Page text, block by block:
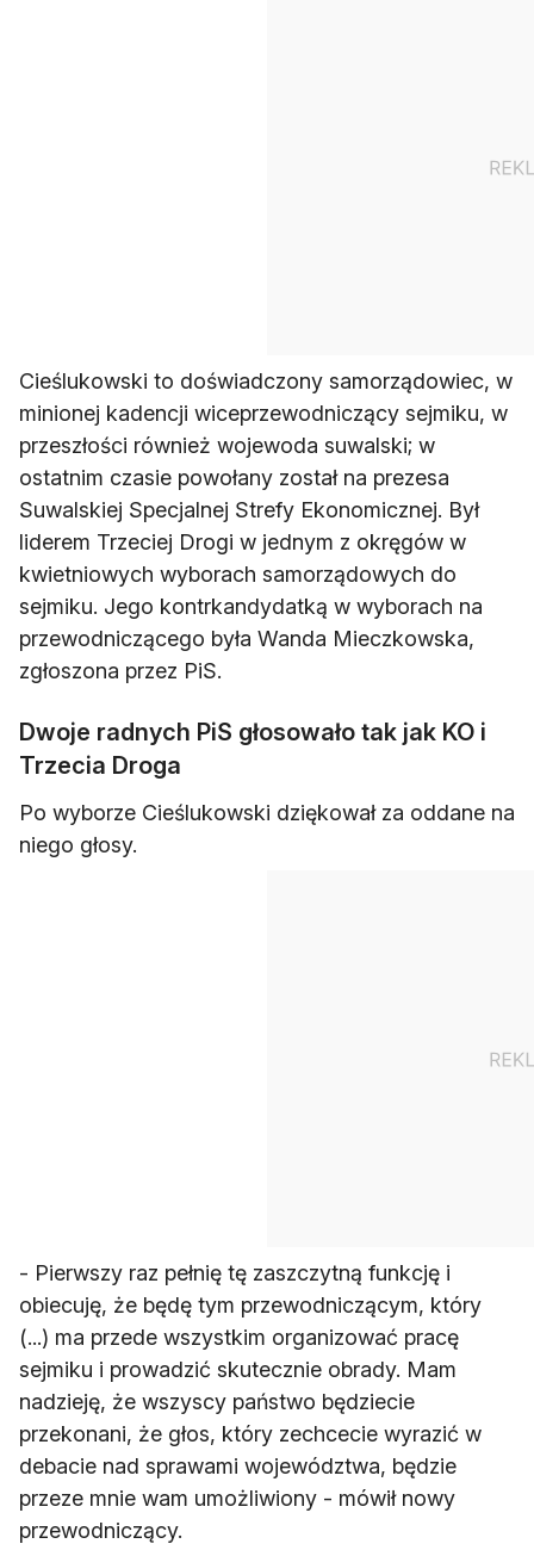
Cieślukowski to doświadczony samorządowiec, w
minionej kadencji wiceprzewodniczący sejmiku, w
przeszłości również wojewoda suwalski; w
ostatnim czasie powołany został na prezesa
Suwalskiej Specjalnej Strefy Ekonomicznej. Był
liderem Trzeciej Drogi w jednym z okręgów w
kwietniowych wyborach samorządowych do
sejmiku. Jego kontrkandydatką w wyborach na
przewodniczącego była Wanda Mieczkowska,
zgłoszona przez PiS.
Dwoje radnych PiS głosowało tak jak KO i
Trzecia Droga
Po wyborze Cieślukowski dziękował za oddane na
niego głosy.
- Pierwszy raz pełnię tę zaszczytną funkcję i
obiecuję, że będę tym przewodniczącym, który
(...) ma przede wszystkim organizować pracę
sejmiku i prowadzić skutecznie obrady. Mam
nadzieję, że wszyscy państwo będziecie
przekonani, że głos, który zechcecie wyrazić w
debacie nad sprawami województwa, będzie
przeze mnie wam umożliwiony - mówił nowy
przewodniczący.